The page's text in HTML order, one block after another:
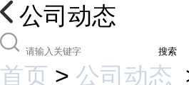
公司动态
搜索
首页 > 公司动态